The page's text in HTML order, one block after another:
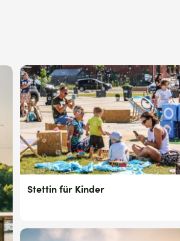
Stettin für Kinder